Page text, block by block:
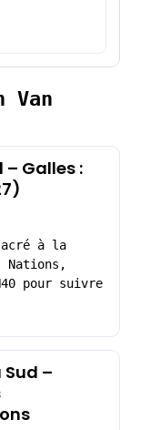
Van
Galles :
à la
Nations,
pour suivre
–